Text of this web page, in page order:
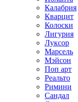
Калабрия
Кварцит
Колоски
Лигурия
Луксор
Марсель
Мэйсон
Поп арт
Реальто
Римини
Сандал